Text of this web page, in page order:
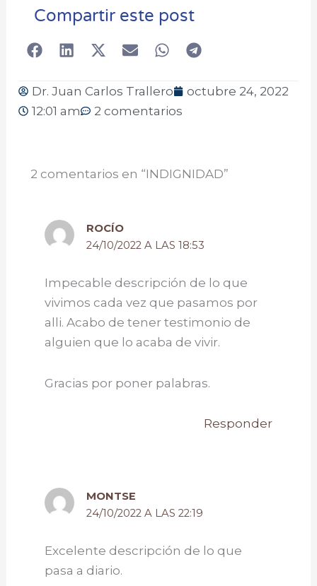
Compartir este post
Dr. Juan Carlos Trallero
octubre 24, 2022
12:01 am
2 comentarios
2 comentarios en “INDIGNIDAD”
ROCÍO
24/10/2022 A LAS 18:53
Impecable descripción de lo que
vivimos cada vez que pasamos por
alli. Acabo de tener testimonio de
alguien que lo acaba de vivir.
Gracias por poner palabras.
Responder
MONTSE
24/10/2022 A LAS 22:19
Excelente descripción de lo que
pasa a diario.